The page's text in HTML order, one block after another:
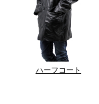
ハーフコート